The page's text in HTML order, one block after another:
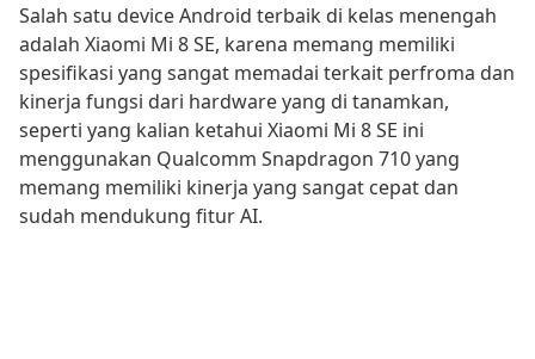
Salah satu device Android terbaik di kelas menengah
adalah Xiaomi Mi 8 SE, karena memang memiliki
spesifikasi yang sangat memadai terkait perfroma dan
kinerja fungsi dari hardware yang di tanamkan,
seperti yang kalian ketahui Xiaomi Mi 8 SE ini
menggunakan Qualcomm Snapdragon 710 yang
memang memiliki kinerja yang sangat cepat dan
sudah mendukung fitur AI.